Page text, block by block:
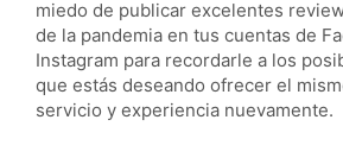
miedo de publicar excelentes
de la pandemia en tus cuentas de
Instagram para recordarle a los
que estás deseando ofrecer el
servicio y experiencia nuevamente.